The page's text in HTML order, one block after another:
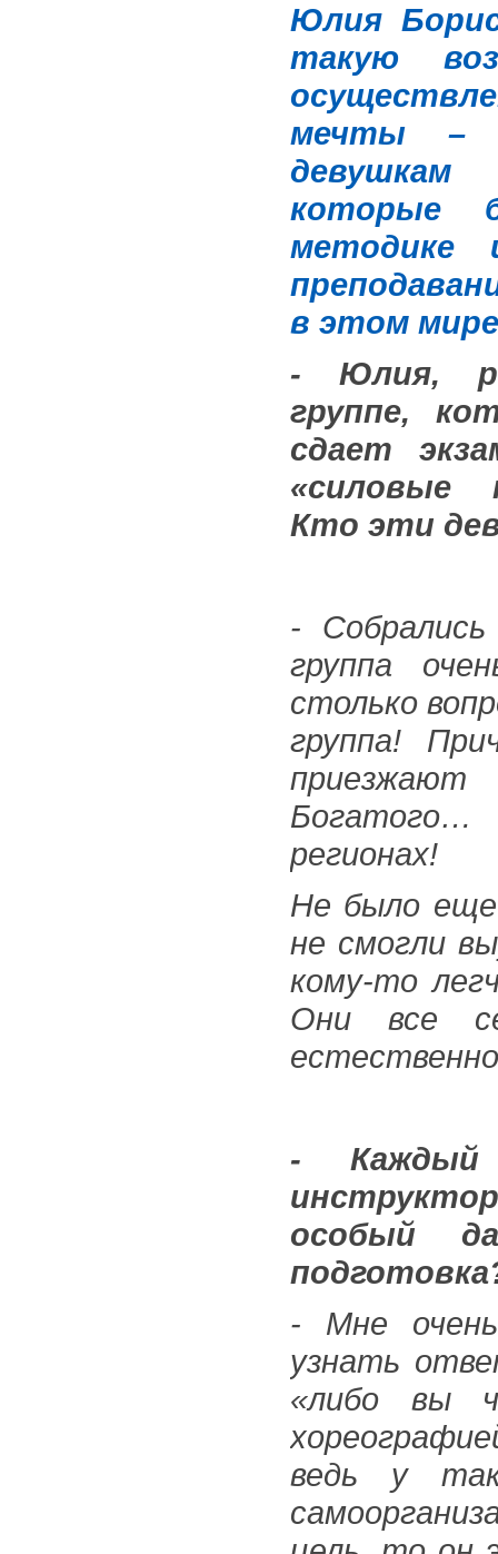
Юлия
такую
мечты –
которые
методике
в этом
- Юлия,
группе,
сдает
«силовые
Кто эти
-
группа
столько
группа!
Богатого…
регионах!
Не было еще
не смогли
кому-то
Они все
- Каждый
особый
- Мне
узнать
«либо вы
ведь у